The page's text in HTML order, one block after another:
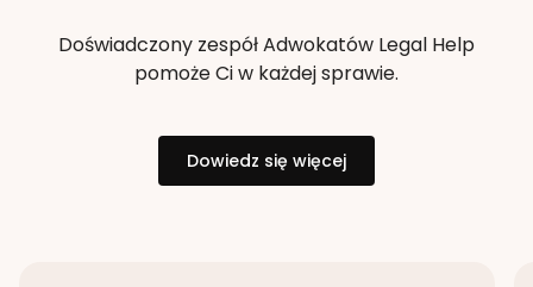
Doświadczony zespół Adwokatów Legal Help
pomoże Ci w każdej sprawie.
Dowiedz się więcej